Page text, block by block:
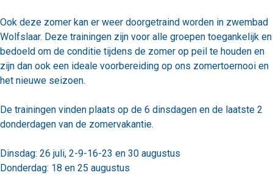
Ook deze zomer kan er weer doorgetraind worden in zwembad
Wolfslaar. Deze trainingen zijn voor alle groepen toegankelijk en
bedoeld om de conditie tijdens de zomer op peil te houden en
zijn dan ook een ideale voorbereiding op ons zomertoernooi en
het nieuwe seizoen.
De trainingen vinden plaats op de 6 dinsdagen en de laatste 2
donderdagen van de zomervakantie.
Dinsdag: 26 juli, 2-9-16-23 en 30 augustus
Donderdag: 18 en 25 augustus